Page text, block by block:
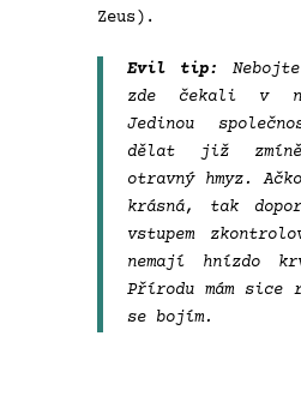
Zeus).
Evil tip:
zde čekali v
Jedinou
dělat již
otravný hmyz.
krásná, tak
vstupem
nemají hnízdo
Přírodu mám sice
se bojím.